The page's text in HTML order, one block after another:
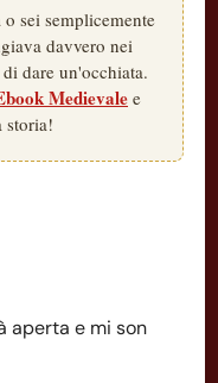
sei semplicemente
davvero nei
dare un'occhiata.
Medievale e
storia!
aperta e mi son